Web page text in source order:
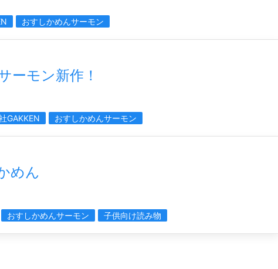
おすしかめんサーモン
ーモン新作！
GAKKEN おすしかめんサーモン
めん
おすしかめんサーモン 子供向け読み物